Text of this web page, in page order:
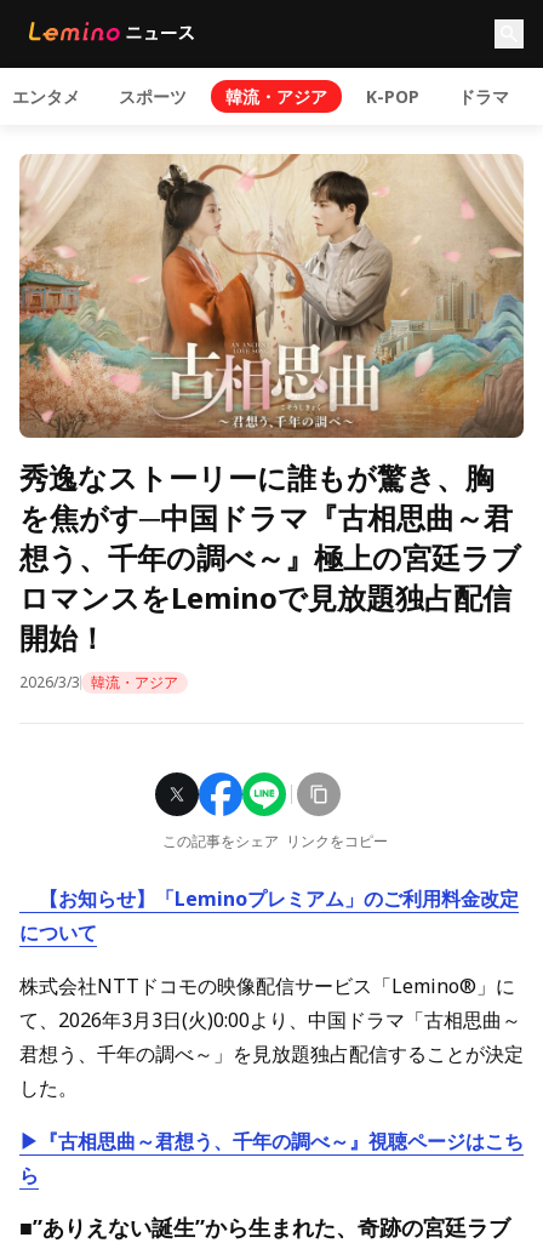
エンタメ スポーツ 韓流・アジア K-POP ドラマ
秀逸なストーリーに誰もが驚き、胸
を焦がす─中国ドラマ『古相思曲～君
想う、千年の調べ～』極上の宮廷ラブ
ロマンスをLeminoで見放題独占配信
開始！
2026/3/3 韓流・アジア
この記事をシェア リンクをコピー
【お知らせ】「Leminoプレミアム」のご利用料金改定
について
株式会社NTTドコモの映像配信サービス「Lemino®」に
て、2026年3月3日(火)0:00より、中国ドラマ「古相思曲～
君想う、千年の調べ～」を見放題独占配信することが決定
した。
▶『古相思曲～君想う、千年の調べ～』視聴ページはこち
ら
■”ありえない誕生”から生まれた、奇跡の宮廷ラブ